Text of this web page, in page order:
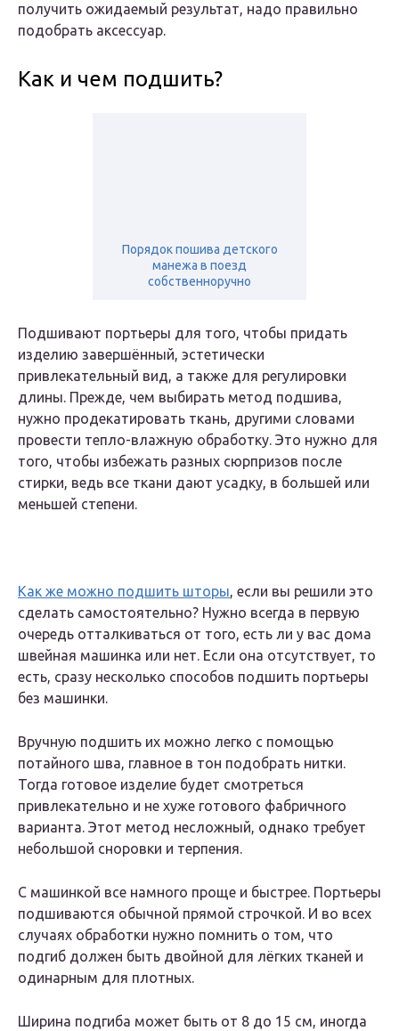
получить ожидаемый результат, надо правильно
подобрать аксессуар.
Как и чем подшить?
Порядок пошива детского
манежа в поезд
собственноручно
Подшивают портьеры для того, чтобы придать
изделию завершённый, эстетически
привлекательный вид, а также для регулировки
длины. Прежде, чем выбирать метод подшива,
нужно продекатировать ткань, другими словами
провести тепло-влажную обработку. Это нужно для
того, чтобы избежать разных сюрпризов после
стирки, ведь все ткани дают усадку, в большей или
меньшей степени.
Как же можно подшить шторы, если вы решили это
сделать самостоятельно? Нужно всегда в первую
очередь отталкиваться от того, есть ли у вас дома
швейная машинка или нет. Если она отсутствует, то
есть, сразу несколько способов подшить портьеры
без машинки.
Вручную подшить их можно легко с помощью
потайного шва, главное в тон подобрать нитки.
Тогда готовое изделие будет смотреться
привлекательно и не хуже готового фабричного
варианта. Этот метод несложный, однако требует
небольшой сноровки и терпения.
С машинкой все намного проще и быстрее. Портьеры
подшиваются обычной прямой строчкой. И во всех
случаях обработки нужно помнить о том, что
подгиб должен быть двойной для лёгких тканей и
одинарным для плотных.
Ширина подгиба может быть от 8 до 15 см, иногда